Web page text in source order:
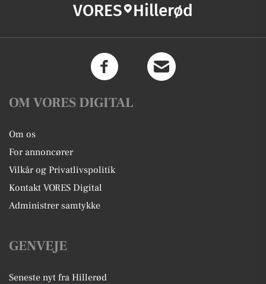
VORES Hillerød
OM VORES DIGITAL
Om os
For annoncører
Vilkår og Privatlivspolitik
Kontakt VORES Digital
Administrer samtykke
GENVEJE
Seneste nyt fra Hillerød